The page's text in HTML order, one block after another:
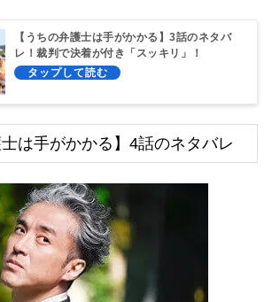
【うちの弁護士は手がかかる】3話のネタバ
レ！裁判で決着が付き「スッキリ」！
士は手がかかる】4話のネタバレ